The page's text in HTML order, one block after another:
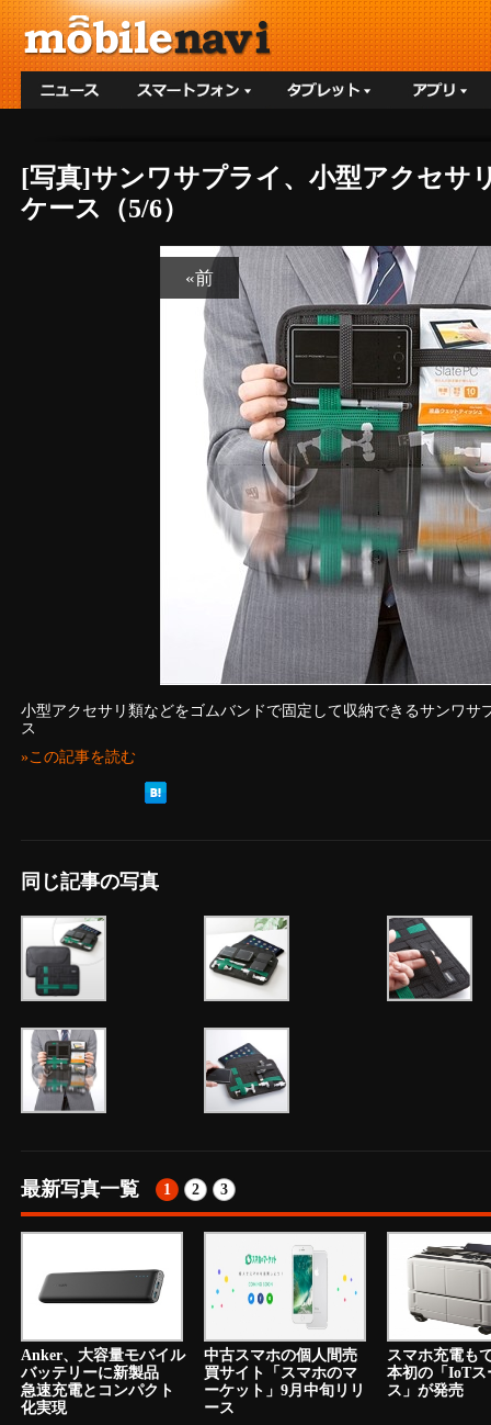
[写真]サンワサプライ、小型アクセサ
ケース（5/6）
«前
小型アクセサリ類などをゴムバンドで固定して収納できるサンワサ
ス
»この記事を読む
同じ記事の写真
最新写真一覧 1 2 3
Anker、大容量モバイル
バッテリーに新製品
急速充電とコンパクト
化実現
中古スマホの個人間売
買サイト「スマホのマ
ーケット」9月中旬リリ
ース
スマホ充電も
本初の「IoTス
ス」が発売